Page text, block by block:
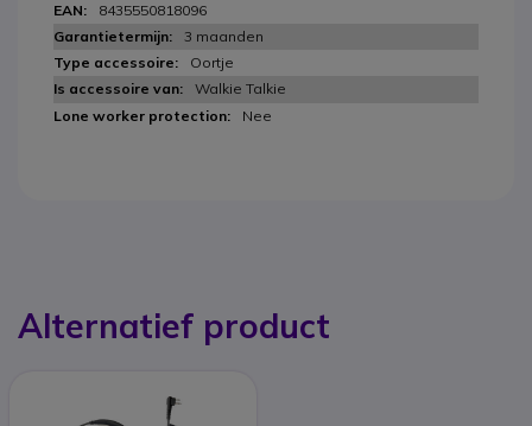
8435550818096
3 maanden
Oortje
Walkie Talkie
Nee
Alternatief product